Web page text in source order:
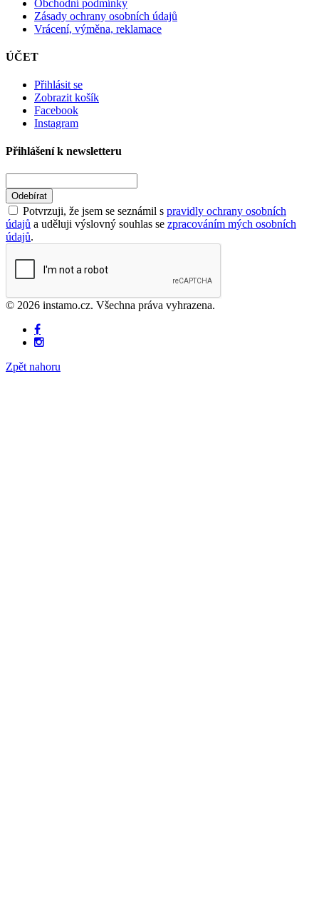
Obchodní podmínky
Zásady ochrany osobních údajů
Vrácení, výměna, reklamace
ÚČET
Přihlásit se
Zobrazit košík
Facebook
Instagram
Přihlášení k newsletteru
Odebírat
Potvrzuji, že jsem se seznámil s pravidly ochrany osobních
údajů a uděluji výslovný souhlas se zpracováním mých osobních
údajů.
© 2026 instamo.cz. Všechna práva vyhrazena.
Zpět nahoru